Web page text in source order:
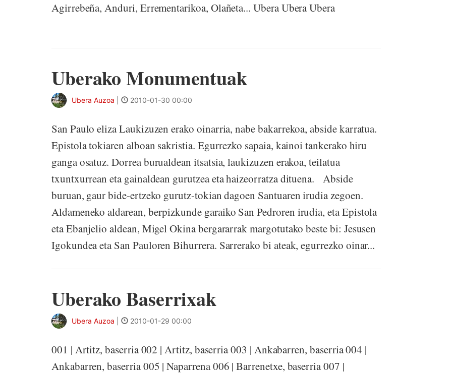
Agirrebeña, Anduri, Errementarikoa, Olañeta... Ubera Ubera Ubera
Uberako Monumentuak
Ubera Auzoa 2010-01-30 00:00
San Paulo eliza Laukizuzen erako oinarria, nabe bakarrekoa, abside karratua.
Epistola tokiaren alboan sakristia. Egurrezko sapaia, kainoi tankerako hiru
ganga osatuz. Dorrea burualdean itsatsia, laukizuzen erakoa, teilatua
txuntxurrean eta gainaldean gurutzea eta haizeorratza dituena. Abside
buruan, gaur bide-ertzeko gurutz-tokian dagoen Santuaren irudia zegoen.
Aldameneko aldarean, berpizkunde garaiko San Pedroren irudia, eta Epistola
eta Ebanjelio aldean, Migel Okina bergararrak margotutako beste bi: Jesusen
Igokundea eta San Pauloren Bihurrera. Sarrerako bi ateak, egurrezko oinar...
Uberako Baserrixak
Ubera Auzoa 2010-01-29 00:00
001 | Artitz, baserria 002 | Artitz, baserria 003 | Ankabarren, baserria 004 |
Ankabarren, baserria 005 | Naparrena 006 | Barrenetxe, baserria 007 |